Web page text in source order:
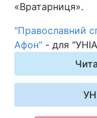
«Вратарниця».
"Православний
Афон" - для